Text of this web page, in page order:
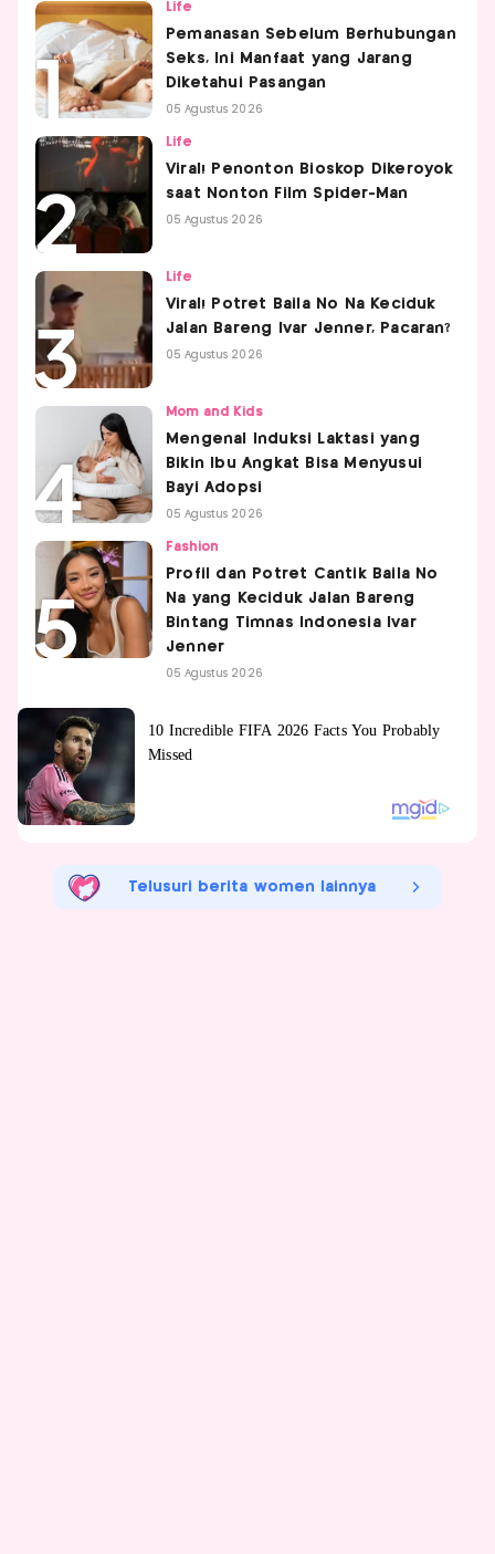
Life
Pemanasan Sebelum Berhubungan
Seks, Ini Manfaat yang Jarang
Diketahui Pasangan
05 Agustus 2026
Life
Viral! Penonton Bioskop Dikeroyok
saat Nonton Film Spider-Man
05 Agustus 2026
Life
Viral! Potret Baila No Na Keciduk
Jalan Bareng Ivar Jenner, Pacaran?
05 Agustus 2026
Mom and Kids
Mengenal Induksi Laktasi yang
Bikin Ibu Angkat Bisa Menyusui
Bayi Adopsi
05 Agustus 2026
Fashion
Profil dan Potret Cantik Baila No
Na yang Keciduk Jalan Bareng
Bintang Timnas Indonesia Ivar
Jenner
05 Agustus 2026
Telusuri berita women lainnya